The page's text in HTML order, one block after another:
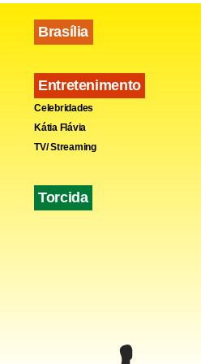
Brasília
Entretenimento
Celebridades
Kátia Flávia
TV/ Streaming
Torcida